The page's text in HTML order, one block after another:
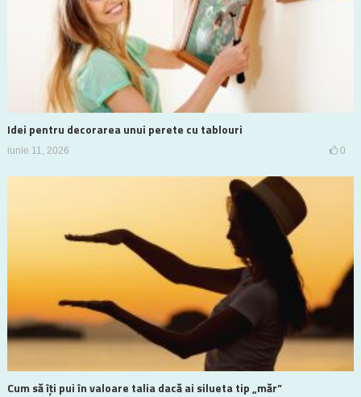
Idei pentru decorarea unui perete cu tablouri
iunie 11, 2026 0
Cum să îți pui în valoare talia dacă ai silueta tip „măr”